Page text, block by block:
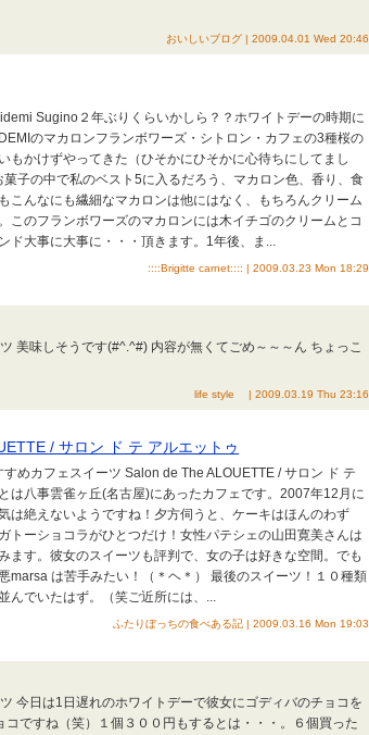
おいしいブログ | 2009.04.01 Wed 20:46
Sugino２年ぶりくらいかしら？？ホワイトデーの時期に
のマカロンフランボワーズ・シトロン・カフェの3種桜の
もかけずやってきた（ひそかにひそかに心待ちにしてまし
子の中で私のベスト5に入るだろう、マカロン色、香り、食
こんなにも繊細なマカロンは他にはなく、もちろんクリーム
このフランボワーズのマカロンには木イチゴのクリームとコ
ド大事に大事に・・・頂きます。1年後、ま...
::::Brigitte carnet:::: | 2009.03.23 Mon 18:29
美味しそうです(#^.^#) 内容が無くてごめ～～～ん ちょっこ
life style | 2009.03.19 Thu 23:16
/ サロン ド テ アルエットゥ
めカフェスイーツ Salon de The ALOUETTE / サロン ド テ
は八事雲雀ヶ丘(名古屋)にあったカフェです。2007年12月に
は絶えないようですね！夕方伺うと、ケーキはほんのわず
トーショコラがひとつだけ！女性パテシェの山田寛美さんは
ます。彼女のスイーツも評判で、女の子は好きな空間。でも
marsa は苦手みたい！（＊ヘ＊） 最後のスイーツ！１０種類
んでいたはず。（笑ご近所には、...
ふたりぼっちの食べある記 | 2009.03.16 Mon 19:03
今日は1日遅れのホワイトデーで彼女にゴディバのチョコを
ですね（笑）１個３００円もするとは・・・。６個買った